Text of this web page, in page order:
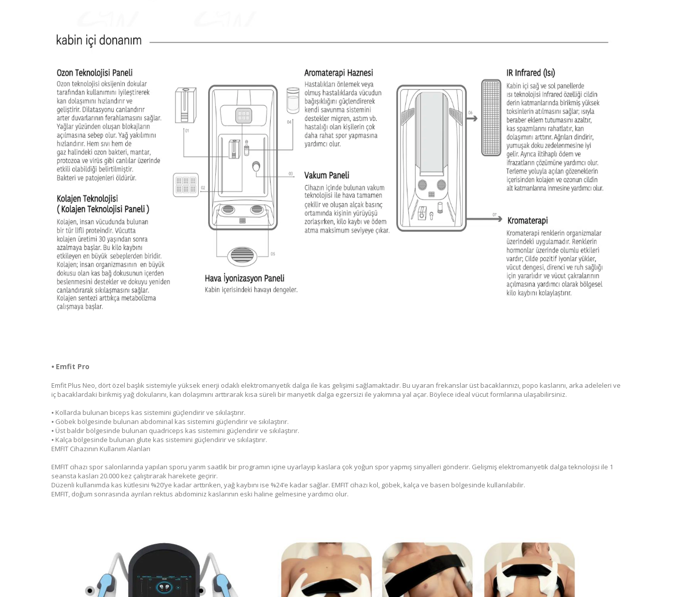
⦁ Emfit Pro
Emfit Plus Neo, dört özel başlık sistemiyle yüksek enerji odaklı elektromanyetik dalga ile kas gelişimi sağlamaktadır. Bu uyaran frekanslar üst bacaklarınızı, popo kaslarını, arka adeleleri ve
iç bacaklardaki birikmiş yağ dokularını, kan dolaşımını arttırarak kısa süreli bir manyetik dalga egzersizi ile yakımına yal açar. Böylece ideal vücut formlarına ulaşabilirsiniz.
⦁ Kollarda bulunan biceps kas sistemini güçlendirir ve sıkılaştırır.
⦁ Göbek bölgesinde bulunan abdominal kas sistemini güçlendirir ve sıkılaştırır.
⦁ Üst baldır bölgesinde bulunan quadriceps kas sistemini güçlendirir ve sıkılaştırır.
⦁ Kalça bölgesinde bulunan glute kas sistemini güçlendirir ve sıkılaştırır.
EMFIT Cihazının Kullanım Alanları
EMFIT cihazı spor salonlarında yapılan sporu yarım saatlik bir programın içine uyarlayıp kaslara çok yoğun spor yapmış sinyalleri gönderir. Gelişmiş elektromanyetik dalga teknolojisi ile 1
seansta kasları 20.000 kez çalıştırarak harekete geçirir.
Düzenli kullanımda kas kütlesini %20’ye kadar arttırıken, yağ kaybını ise %24’e kadar sağlar. EMFIT cihazı kol, göbek, kalça ve basen bölgesinde kullanılabilir.
EMFIT, doğum sonrasında ayrılan rektus abdominiz kaslarının eski haline gelmesine yardımcı olur.